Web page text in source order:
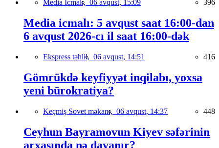
Media İcmalı, 06 avqust, 15:09 396
Media icmalı: 5 avqust saat 16:00-dan
6 avqust 2026-cı il saat 16:00-dək
Ekspress təhlil, 06 avqust, 14:51 416
Gömrükdə keyfiyyət inqilabı, yoxsa
yeni bürokratiya?
Keçmiş Sovet məkanı, 06 avqust, 14:37 448
Ceyhun Bayramovun Kiyev səfərinin
arxasında nə dayanır?